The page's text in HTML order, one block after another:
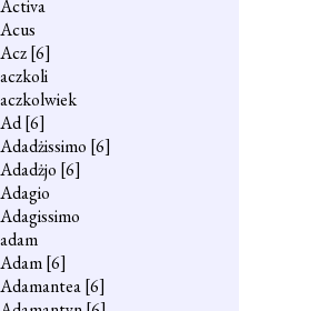
Activa
Acus
Acz[6]
aczkoli
aczkolwiek
Ad[6]
Adadżissimo [6]
Adadżjo [6]
Adagio
Adagissimo
adam
Adam[6]
Adamantea[6]